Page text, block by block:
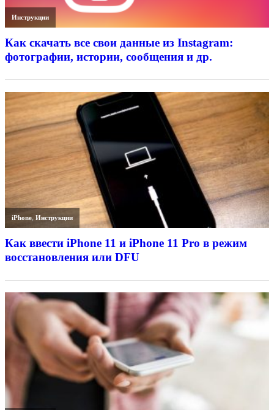
Инструкции
Как скачать все свои данные из Instagram:
фотографии, истории, сообщения и др.
iPhone,Инструкции
Как ввести iPhone 11 и iPhone 11 Pro в режим
восстановления или DFU